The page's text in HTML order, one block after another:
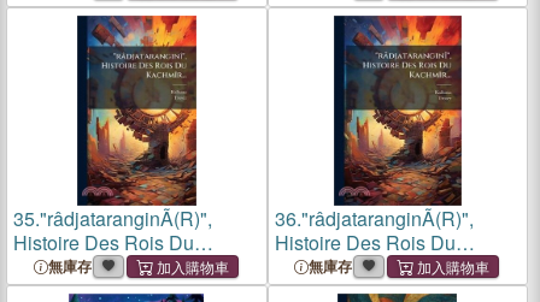
35."râdjataranginÃ(R)",
Histoire Des Rois Du
KachmÃ(R)r...
無庫存
36."râdjataranginÃ(R)",
Histoire Des Rois Du
KachmÃ(R)r...
無庫存